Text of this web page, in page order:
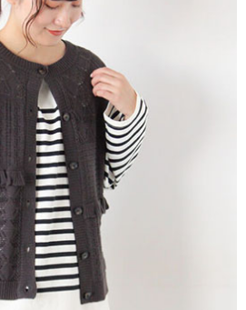
選擇「超商條碼／台灣大直營門市／銀行轉
」等通路繳費。
有限公司」（以下簡稱本公司）所提供，讓
買商品或服務，並由商店將買賣／分期付款
約使用本公司帳單繳交帳款。
分期」之契約關係目的，商店將以您的個人
提供予台灣大哥大進項蒐集、處理及利用，
所需資料之確認、核對及更正。
下連結：https://oppay.tw/userRule
先享後付」後，將跳轉至「AFTEE先享後付」
金額後，即可完成結帳。
繳費通知簡訊。
內，點擊此簡訊中的連結，可透過四大超商／
行付款，方視為交易完成。
需立刻繳費，但若您需要取消訂單，請聯絡
取消之訂單仍視為有效，需透過AFTEE先享
先享後付 」之結帳頁面顯示為準，若有關於
退款等相關疑問，請聯繫「AFTEE先享後付
support/home
司提供之「AFTEE先享後付」服務完成之交
供個人資料，並將交易相關給付款項請求債
。
瀏覽以下網址：
法定代理人或監護人之同意方可使用
以上)免運費
以上)免運費
以上)免運費
以上)免運費
以上)免運費